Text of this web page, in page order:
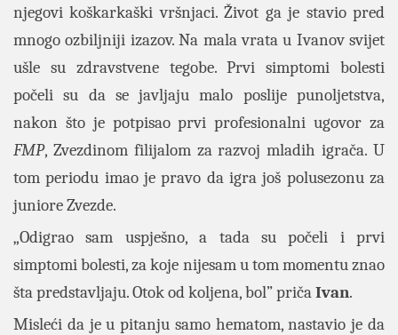
njegovi koškarkaški vršnjaci. Život ga je stavio pred
mnogo ozbiljniji izazov. Na mala vrata u Ivanov svijet
ušle su zdravstvene tegobe. Prvi simptomi bolesti
počeli su da se javljaju malo poslije punoljetstva,
nakon što je potpisao prvi profesionalni ugovor za
FMP, Zvezdinom filijalom za razvoj mladih igrača. U
tom periodu imao je pravo da igra još polusezonu za
juniore Zvezde.
„Odigrao sam uspješno, a tada su počeli i prvi
simptomi bolesti, za koje nijesam u tom momentu znao
šta predstavljaju. Otok od koljena, bol” pričaIvan.
Misleći da je u pitanju samo hematom, nastavio je da